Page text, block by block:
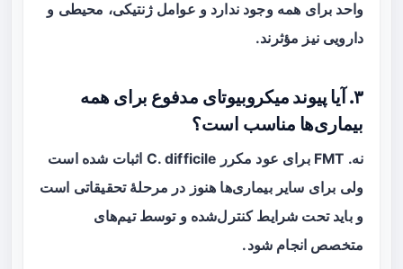
واحد برای همه وجود ندارد و عوامل ژنتیکی، محیطی و
دارویی نیز مؤثرند.
۳. آیا پیوند میکروبیوتای مدفوع برای همه
بیماری‌ها مناسب است؟
نه. FMT برای عود مکرر C. difficile اثبات شده است
ولی برای سایر بیماری‌ها هنوز در مرحلهٔ تحقیقاتی است
و باید تحت شرایط کنترل‌شده و توسط تیم‌های
متخصص انجام شود.